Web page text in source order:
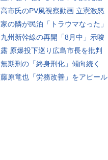
高市氏のPV風視察動画 立憲激怒
家の隣が民泊「トラウマなった」
九州新幹線の再開「8月中」示唆
露 原爆投下巡り広島市長を批判
無期刑の「終身刑化」傾向続く
藤原竜也「労務改善」をアピール